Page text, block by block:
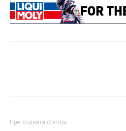
Претходната статија